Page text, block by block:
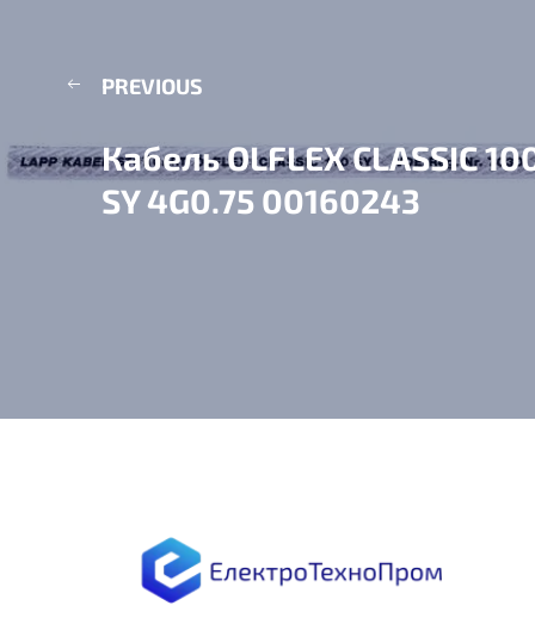
PREVIOUS
Кабель OLFLEX CLASSIC
SY 4G0.75 00160243